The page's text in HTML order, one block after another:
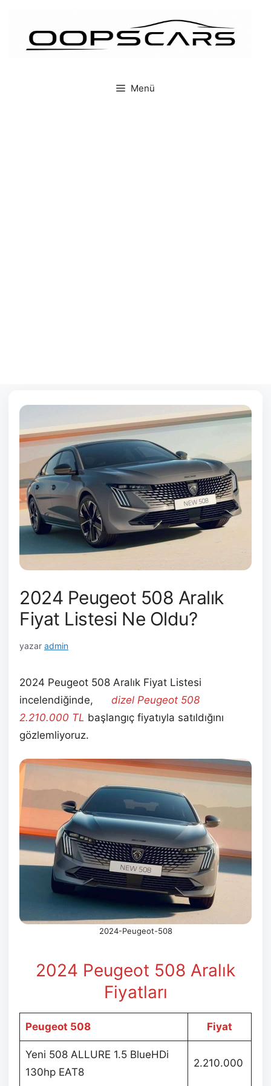
Menü
2024 Peugeot 508 Aralık
Fiyat Listesi Ne Oldu?
yazar admin
2024 Peugeot 508 Aralık Fiyat Listesi
incelendiğinde,
dizel Peugeot 508
2.210.000 TL başlangıç fiyatıyla satıldığını
gözlemliyoruz.
2024-Peugeot-508
2024 Peugeot 508 Aralık
Fiyatları
Peugeot 508 Fiyat
Yeni 508 ALLURE 1.5 BlueHDi
130hp EAT8
2.210.000